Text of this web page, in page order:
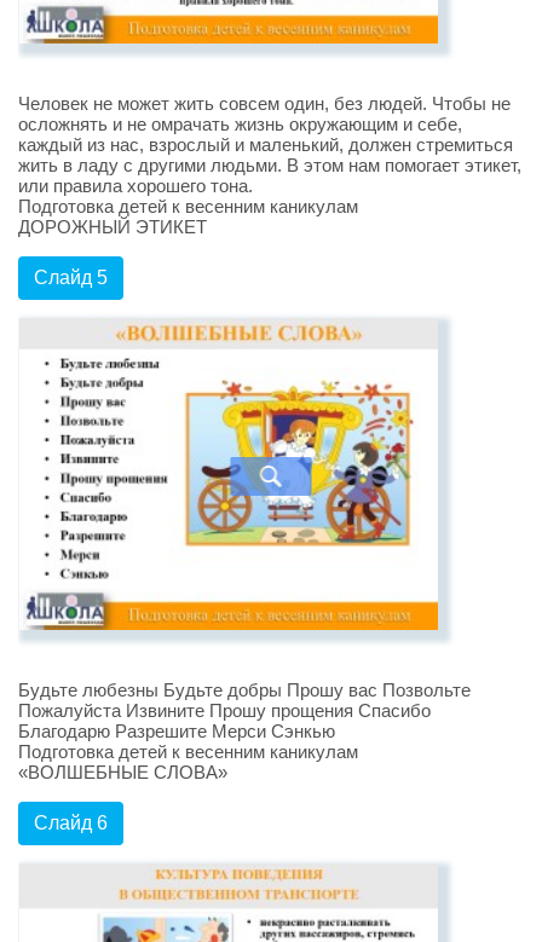
Человек не может жить совсем один, без людей. Чтобы не
осложнять и не омрачать жизнь окружающим и себе,
каждый из нас, взрослый и маленький, должен стремиться
жить в ладу c другими людьми. В этом нам помогает этикет,
или правила хорошего тона.
Подготовка детей к весенним каникулам
ДОРОЖНЫЙ ЭТИКЕТ
Слайд 5
Будьте любезны Будьте добры Прошу вас Позвольте
Пожалуйста Извините Прошу прощения Спасибо
Благодарю Разрешите Мерси Сэнкью
Подготовка детей к весенним каникулам
«ВОЛШЕБНЫЕ СЛОВА»
Слайд 6